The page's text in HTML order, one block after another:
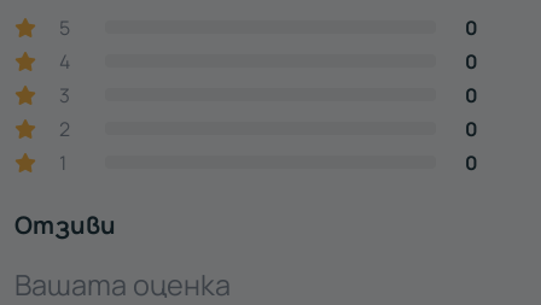
5
0
4
0
3
0
2
0
1
0
Отзиви
Вашата оценка